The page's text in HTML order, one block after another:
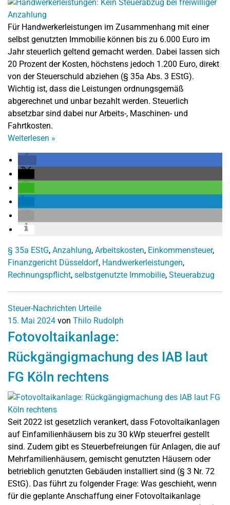
Für Handwerkerleistungen im Zusammenhang mit einer
selbst genutzten Immobilie können bis zu 6.000 Euro im
Jahr steuerlich geltend gemacht werden. Dabei lassen sich
20 Prozent der Kosten, höchstens jedoch 1.200 Euro, direkt
von der Steuerschuld abziehen (§ 35a Abs. 3 EStG).
Wichtig ist, dass die Leistungen ordnungsgemäß
abgerechnet und unbar bezahlt werden. Steuerlich
absetzbar sind dabei nur Arbeits-, Maschinen- und
Fahrtkosten.
Weiterlesen »
§ 35a EStG, Anzahlung, Arbeitskosten, Einkommensteuer,
Finanzgericht Düsseldorf, Handwerkerleistungen,
Rechnungspflicht, selbstgenutzte Immobilie, Steuerabzug
Steuer-Nachrichten Urteile
15. Mai 2024 von Thilo Rudolph
Fotovoltaikanlage:
Rückgängigmachung des IAB laut
FG Köln rechtens
Seit 2022 ist gesetzlich verankert, dass Fotovoltaikanlagen
auf Einfamilienhäusern bis zu 30 kWp steuerfrei gestellt
sind. Zudem gibt es Steuerbefreiungen für Anlagen, die auf
Mehrfamilienhäusern, gemischt genutzten Häusern oder
betrieblich genutzten Gebäuden installiert sind (§ 3 Nr. 72
EStG). Das führt zu folgender Frage: Was geschieht, wenn
für die geplante Anschaffung einer Fotovoltaikanlage